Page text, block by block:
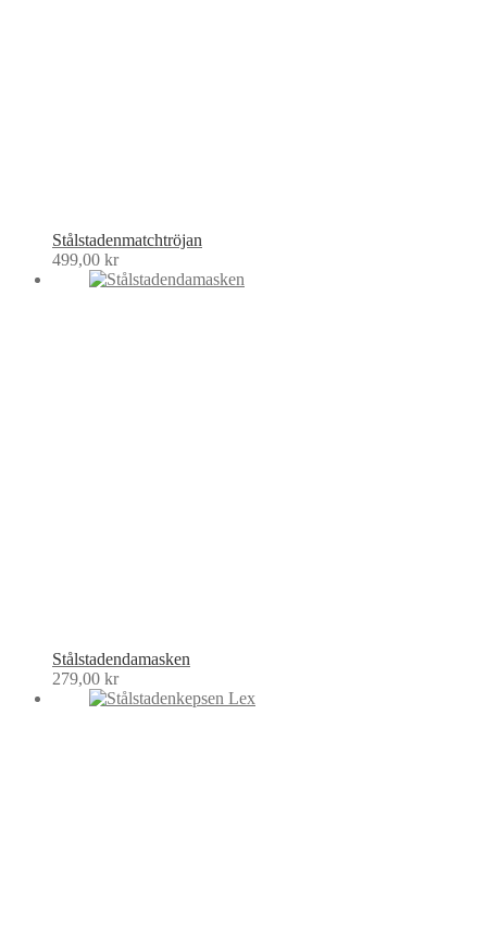
Stålstadenmatchtröjan
499,00 kr
Stålstadendamasken
279,00 kr